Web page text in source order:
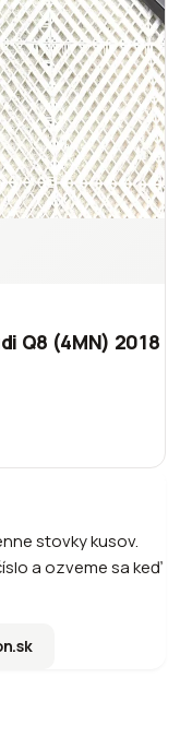
Q8 (4MN) 2018
stovky kusov.
a ozveme sa keď